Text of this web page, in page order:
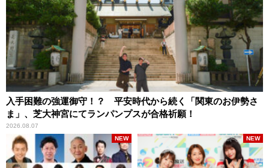
入手困難の強運御守！？ 平安時代から続く「関東のお伊勢さ
ま」、芝大神宮にてランパンプスが合格祈願！
2026.08.07
NEW NEW